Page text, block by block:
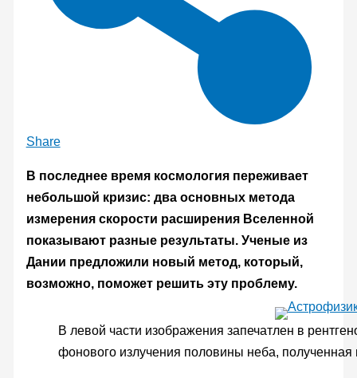
Share
В последнее время космология переживает
небольшой кризис: два основных метода
измерения скорости расширения Вселенной
показывают разные результаты. Ученые из
Дании предложили новый метод, который,
возможно, поможет решить эту проблему.
В левой части изображения запечатлен в
фонового излучения половины неба,